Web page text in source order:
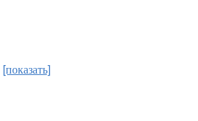
[показать]